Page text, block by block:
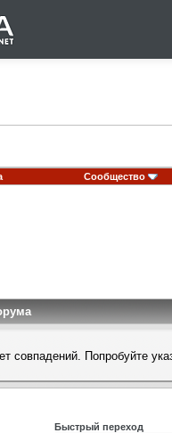
Сообщество
совпадений. Попробуйте
Быстрый переход